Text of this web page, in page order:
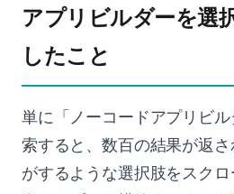
アプリビルダーを選
したこと
単に「ノーコードアプリビ
索すると、数百の結果が返
がするような選択肢をスク